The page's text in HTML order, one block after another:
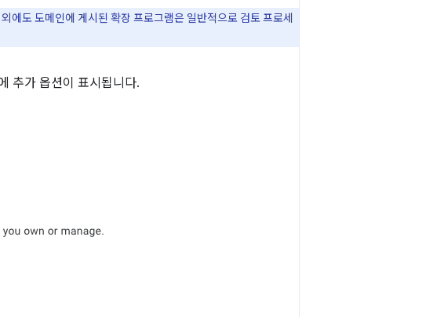
에도 도메인에 게시된 확장 프로그램은 일반적으로 검토 프로세
추가 옵션이 표시됩니다.